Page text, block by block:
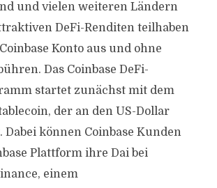
und vielen weiteren Ländern
DeFi-Renditen teilhaben
Konto aus und ohne
Das Coinbase DeFi-
startet zunächst mit dem
der an den US-Dollar
Dabei können Coinbase Kunden
Plattform ihre Dai bei
einem